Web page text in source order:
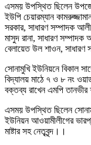
এসময় উপস্থিত ছিলেন
ইউপি চেয়ারম্যান
সরকার, সাধারণ সম্পাদক
মাসুদ রানা, সাধারণ
বেলায়েত উল শাওন,
সোনামুখি ইউনিয়নে বিকাল
বিদ্যালয় মাঠে ৭ ও ৮ নং
বক্তব্য রাখেন এমপি
এসময় উপস্থিত ছিলেন
ইউনিয়ন আওয়ামীলীগের
মাষ্টার সহ নেতৃবৃন্দ।।